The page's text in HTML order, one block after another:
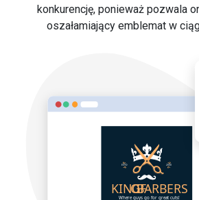
konkurencję, ponieważ pozwala
oszałamiający emblemat w